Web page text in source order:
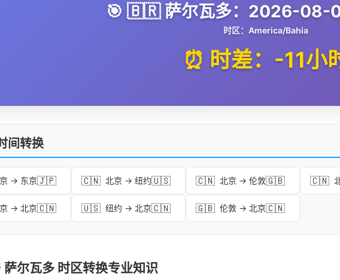
🎯 🇧🇷 萨尔瓦多：2026-08-
时区：America/Bahia
⏰ 时差：-11小
间转换
→ 东京🇯🇵 🇨🇳 北京 → 纽约🇺🇸 🇨🇳 北京 → 伦敦🇬🇧 🇨🇳
→ 北京🇨🇳 🇺🇸 纽约 → 北京🇨🇳 🇬🇧 伦敦 → 北京🇨🇳
萨尔瓦多 时区转换专业知识